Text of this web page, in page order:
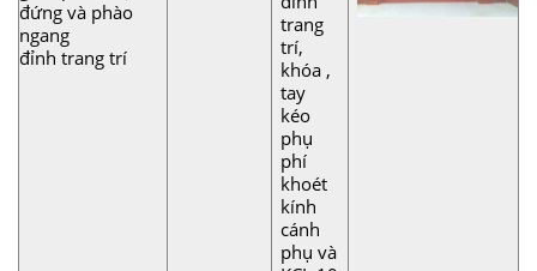
đứng và phào
ngang
đỉnh trang trí
trang
trí,
khóa ,
tay
kéo
phụ
phí
khoét
kính
cánh
phụ và